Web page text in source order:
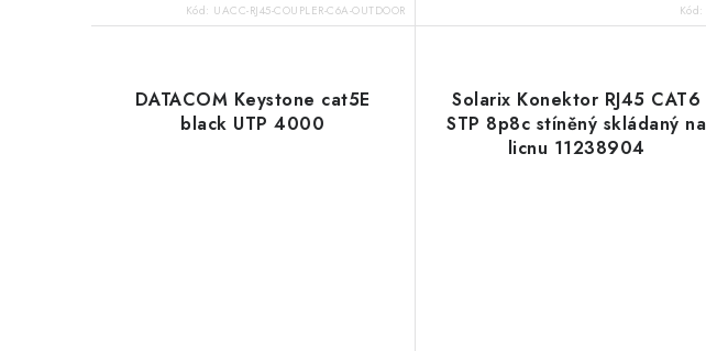
Kód: UACC-RJ45-COUPLER-C6A-OUTDOOR Kód:
DATACOM Keystone cat5E
black UTP 4000
Solarix Konektor RJ45 CAT6
STP 8p8c stíněný skládaný na
licnu 11238904